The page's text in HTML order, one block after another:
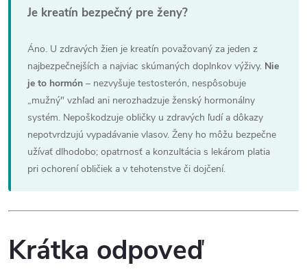
Je kreatín bezpečný pre ženy?
Áno. U zdravých žien je kreatín považovaný za jeden z
najbezpečnejších a najviac skúmaných doplnkov výživy. Nie
je to hormón – nezvyšuje testosterón, nespôsobuje
„mužný" vzhľad ani nerozhadzuje ženský hormonálny
systém. Nepoškodzuje obličky u zdravých ľudí a dôkazy
nepotvrdzujú vypadávanie vlasov. Ženy ho môžu bezpečne
užívať dlhodobo; opatrnosť a konzultácia s lekárom platia
pri ochorení obličiek a v tehotenstve či dojčení.
Krátka odpoveď